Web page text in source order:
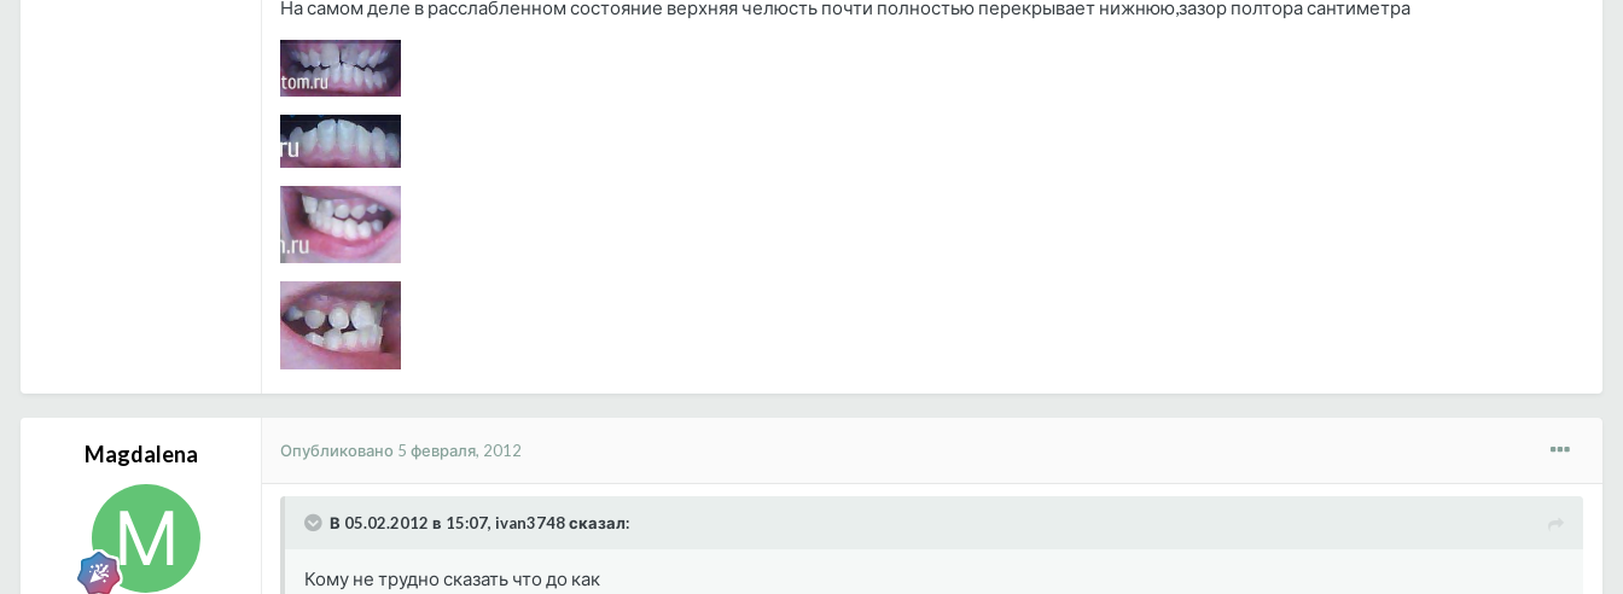
На самом деле в расслабленном состояние верхняя челюсть почти полностью перекрывает нижнюю,зазор полтора сантиметра
Magdalena Опубликовано 5 февраля, 2012
В 05.02.2012 в 15:07, ivan3748 сказал:
Кому не трудно сказать что до как